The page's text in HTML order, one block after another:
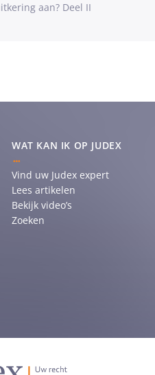
aan? Deel II
WAT KAN IK OP JUDEX
Vind uw Judex expert
Lees artikelen
Bekijk video’s
Zoeken